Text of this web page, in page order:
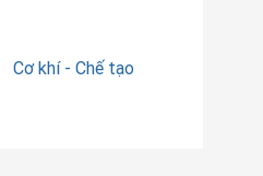
Cơ khí - Chế tạo